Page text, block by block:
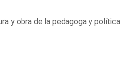
y obra de la pedagoga y política